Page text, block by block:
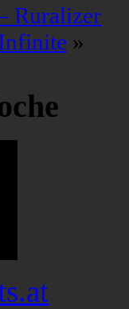
Ruralizer
»